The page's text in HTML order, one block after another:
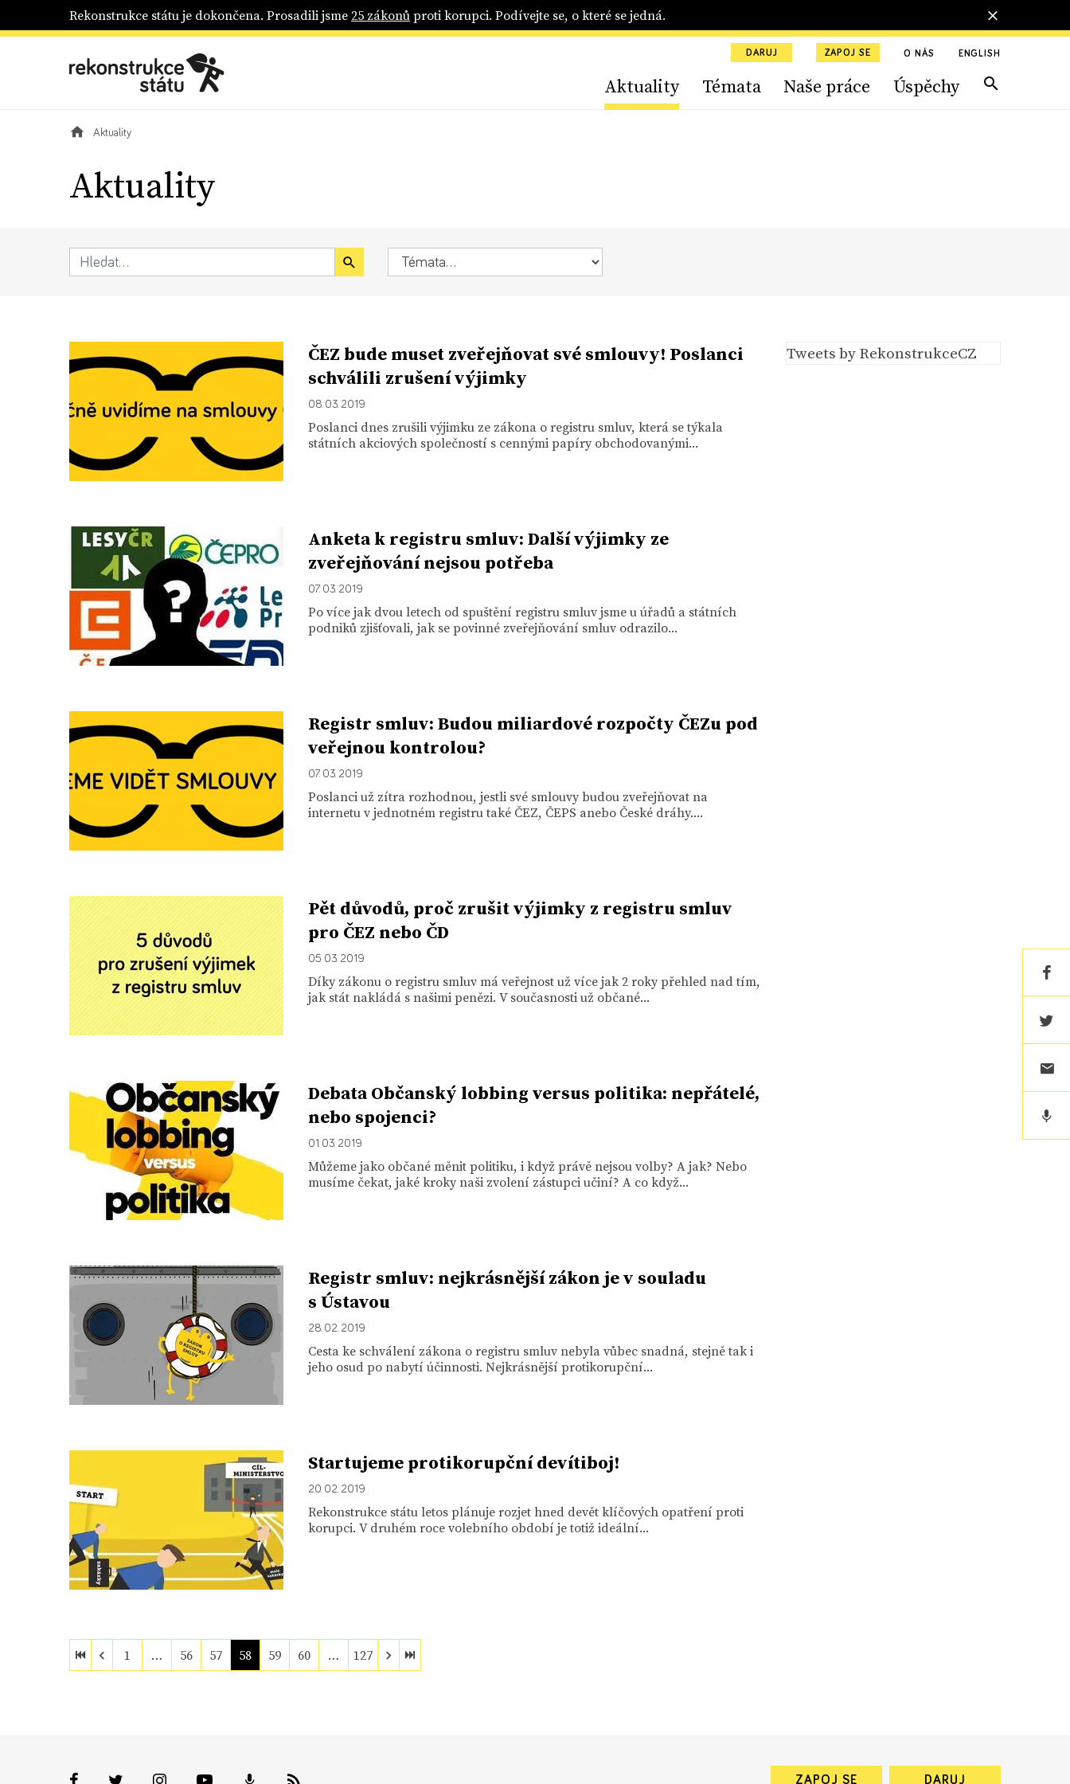
Rekonstrukce státu je dokončena. Prosadili jsme25 zákonůproti korupci. Podívejte se, o které se jedná.
DARUJ ZAPOJ SE O NÁS ENGLISH
Aktuality Témata Naše práce Úspěchy
Aktuality
Aktuality
ČEZ bude muset zveřejňovat své smlouvy! Poslanci
schválili zrušení výjimky
08. 03. 2019
Poslanci dnes zrušili výjimku ze zákona o registru smluv, která se týkala
státních akciových společností s cennými papíry obchodovanými...
Anketa k registru smluv: Další výjimky ze
zveřejňování nejsou potřeba
07. 03. 2019
Po více jak dvou letech od spuštění registru smluv jsme u úřadů a státních
podniků zjišťovali, jak se povinné zveřejňování smluv odrazilo...
Registr smluv: Budou miliardové rozpočty ČEZu pod
veřejnou kontrolou?
07. 03. 2019
Poslanci už zítra rozhodnou, jestli své smlouvy budou zveřejňovat na
internetu v jednotném registru také ČEZ, ČEPS anebo České dráhy....
Pět důvodů, proč zrušit výjimky z registru smluv
pro ČEZ nebo ČD
05. 03. 2019
Díky zákonu o registru smluv má veřejnost už více jak 2 roky přehled nad tím,
jak stát nakládá s našimi penězi. V současnosti už občané...
Debata Občanský lobbing versus politika: nepřátelé,
nebo spojenci?
01. 03. 2019
Můžeme jako občané měnit politiku, i když právě nejsou volby? A jak? Nebo
musíme čekat, jaké kroky naši zvolení zástupci učiní? A co když...
Registr smluv: nejkrásnější zákon je v souladu
s Ústavou
28. 02. 2019
Cesta ke schválení zákona o registru smluv nebyla vůbec snadná, stejně tak i
jeho osud po nabytí účinnosti. Nejkrásnější protikorupční...
Startujeme protikorupční devítiboj!
20. 02. 2019
Rekonstrukce státu letos plánuje rozjet hned devět klíčových opatření proti
korupci. V druhém roce volebního období je totiž ideální...
Tweets by RekonstrukceCZ
1 … 56 57 58 59 60 … 127
ZAPOJ SE DARUJ